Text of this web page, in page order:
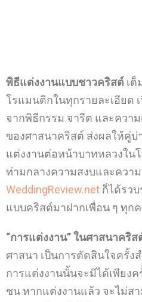
พิธีแต่งงานแบบชาวคริสต์ เต็
โรแมนติกในทุกรายละเอียด
จากพิธีกรรม จารีต และควา
ของศาสนาคริสต์ ส่งผลให้คู่บ่
แต่งงานต่อหน้าบาทหลวงใน
ท่ามกลางความสงบและควา
WeddingReview.net ก็ได้รว
แบบคริสต์มาฝากเพื่อน ๆ ทุก
“การแต่งงาน” ในศาสนาคริส
ศาสนา เป็นการตัดสินใจครั้ง
การแต่งงานนั้นจะมีได้เพียง
ชน หากแต่งงานแล้ว จะไม่ส